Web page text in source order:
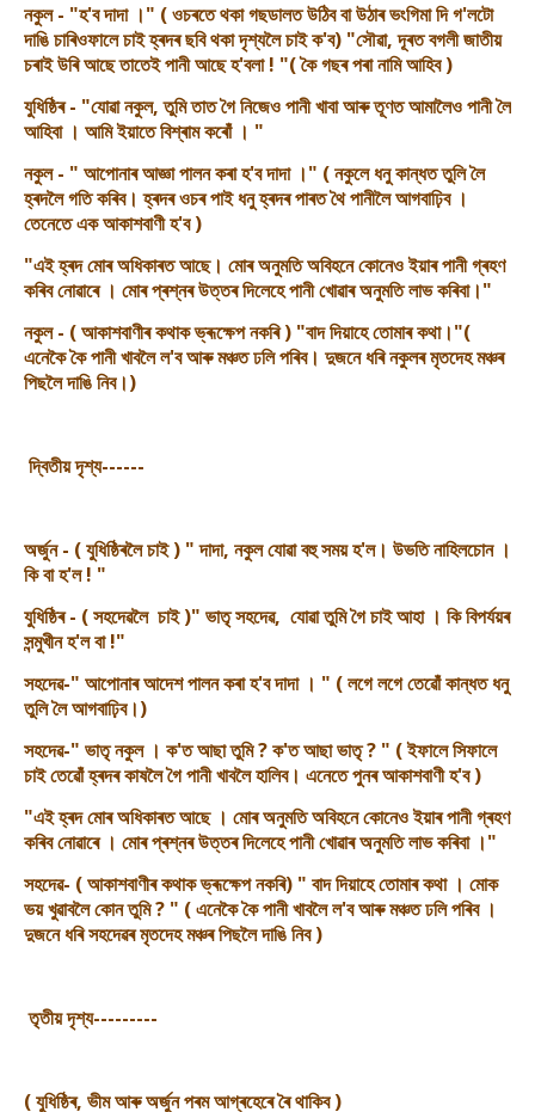
নকুল - "হ'ব দাদা ।" ( ওচৰতে থকা গছডালত উঠিব বা উঠাৰ ভংগিমা দি গ'লটো
দাঙি চাৰিওফালে চাই হ্ৰদৰ ছবি থকা দৃশ্যলৈ চাই ক'ব) "সৌৱা, দূৰত বগলী জাতীয়
চৰাই উৰি আছে তাতেই পানী আছে হ'বলা ! "( কৈ গছৰ পৰা নামি আহিব )
যুধিষ্ঠিৰ - "যোৱা নকুল, তুমি তাত গৈ নিজেও পানী খাবা আৰু তূণত আমালৈও পানী লৈ
আহিবা । আমি ইয়াতে বিশ্ৰাম কৰোঁ । "
নকুল - " আপোনাৰ আজ্ঞা পালন কৰা হ'ব দাদা ।" ( নকুলে ধনু কান্ধত তুলি লৈ
হ্ৰদলৈ গতি কৰিব। হ্ৰদৰ ওচৰ পাই ধনু হ্ৰদৰ পাৰত থৈ পানীলৈ আগবাঢ়িব ।
তেনেতে এক আকাশবাণী হ'ব )
"এই হ্ৰদ মোৰ অধিকাৰত আছে। মোৰ অনুমতি অবিহনে কোনেও ইয়াৰ পানী গ্ৰহণ
কৰিব নোৱাৰে । মোৰ প্ৰশ্নৰ উত্তৰ দিলেহে পানী খোৱাৰ অনুমতি লাভ কৰিবা।"
নকুল - ( আকাশবাণীৰ কথাক ভ্ৰূক্ষেপ নকৰি ) "বাদ দিয়াহে তোমাৰ কথা।"(
এনেকৈ কৈ পানী খাবলৈ ল'ব আৰু মঞ্চত ঢলি পৰিব। দুজনে ধৰি নকুলৰ মৃতদেহ মঞ্চৰ
পিছলৈ দাঙি নিব।)
দ্বিতীয় দৃশ্য------
অৰ্জুন - ( যুধিষ্ঠিৰলৈ চাই ) " দাদা, নকুল যোৱা বহু সময় হ'ল। উভতি নাহিলচোন ।
কি বা হ'ল ! "
যুধিষ্ঠিৰ - ( সহদেৱলৈ চাই )" ভাতৃ সহদেৱ, যোৱা তুমি গৈ চাই আহা । কি বিপৰ্যয়ৰ
সন্মুখীন হ'ল বা !"
সহদেৱ-" আপোনাৰ আদেশ পালন কৰা হ'ব দাদা । " ( লগে লগে তেৱোঁ কান্ধত ধনু
তুলি লৈ আগবাঢ়িব।)
সহদেৱ-" ভাতৃ নকুল । ক'ত আছা তুমি ? ক'ত আছা ভাতৃ ? " ( ইফালে সিফালে
চাই তেৱোঁ হ্ৰদৰ কাষলৈ গৈ পানী খাবলৈ হালিব। এনেতে পুনৰ আকাশবাণী হ'ব )
"এই হ্ৰদ মোৰ অধিকাৰত আছে । মোৰ অনুমতি অবিহনে কোনেও ইয়াৰ পানী গ্ৰহণ
কৰিব নোৱাৰে । মোৰ প্ৰশ্নৰ উত্তৰ দিলেহে পানী খোৱাৰ অনুমতি লাভ কৰিবা ।"
সহদেৱ- ( আকাশবাণীৰ কথাক ভ্ৰূক্ষেপ নকৰি) " বাদ দিয়াহে তোমাৰ কথা । মোক
ভয় খুৱাবলৈ কোন তুমি ? " ( এনেকৈ কৈ পানী খাবলৈ ল'ব আৰু মঞ্চত ঢলি পৰিব ।
দুজনে ধৰি সহদেৱৰ মৃতদেহ মঞ্চৰ পিছলৈ দাঙি নিব )
তৃতীয় দৃশ্য---------
( যুধিষ্ঠিৰ, ভীম আৰু অৰ্জুন পৰম আগ্ৰহেৰে ৰৈ থাকিব )